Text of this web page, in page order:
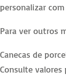
personalizar
Para ver outros
Canecas de
Consulte